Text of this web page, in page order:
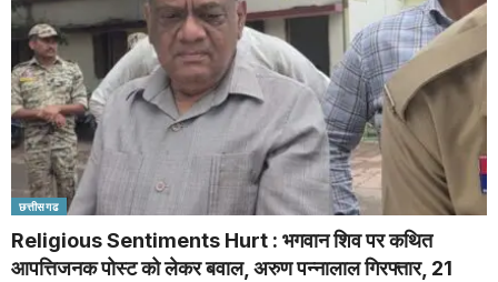
छत्तीसगढ
Religious Sentiments Hurt : भगवान शिव पर कथित
आपत्तिजनक पोस्ट को लेकर बवाल, अरुण पन्नालाल गिरफ्तार, 21